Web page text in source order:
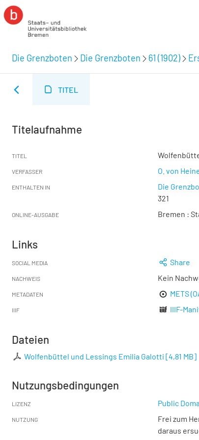
Die Grenzboten Die Grenzboten 61 (1902)
TITEL
Titelaufnahme
TITEL
VERFASSER O. von
ENTHALTEN IN Die
321
ONLINE-AUSGABE Bremen :
Links
SOCIAL MEDIA Share
NACHWEIS Kein
METADATEN METS
IIIF IIIF-
Dateien
Wolfenbüttel und Lessings Emilia Galotti [4,81 MB]
Nutzungsbedingungen
LIZENZ Public
NUTZUNG
Frei zum
daraus